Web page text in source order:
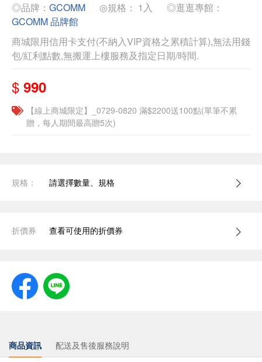
◎品牌： GCOMM ◎規格： 1入
◎逛逛專館：
GCOMM 品牌館
商城限用信用卡支付(不納入VIP資格之累積計算),無法用錢
包/紅利點數,無搬運上樓服務及指定日期/時間.
$ 990
【線上商城限定】_0729-0820 滿$2200送100點(單筆不累
贈，每人期間最高贈5次)
規格： 請選擇數量、規格
折價券 查看可使用的折價券
商品資訊 配送及售後服務說明